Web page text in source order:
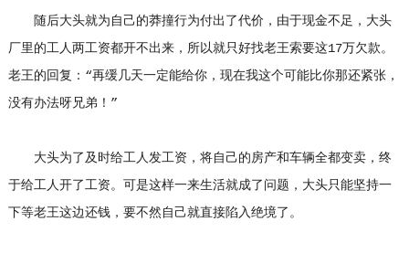
随后大头就为自己的莽撞行为付出了代价，由于现金不足，大头
厂里的工人两工资都开不出来，所以就只好找老王索要这17万欠款。
老王的回复：“再缓几天一定能给你，现在我这个可能比你那还紧张，
没有办法呀兄弟！”
大头为了及时给工人发工资，将自己的房产和车辆全都变卖，终
于给工人开了工资。可是这样一来生活就成了问题，大头只能坚持一
下等老王这边还钱，要不然自己就直接陷入绝境了。